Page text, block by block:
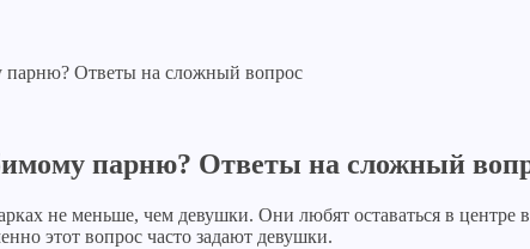
парню? Ответы на сложный
не меньше, чем девушки. Они любят оставаться в
этот вопрос часто задают девушки.